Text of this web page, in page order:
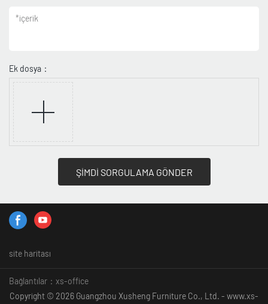
*içerik
Ek dosya：
ŞİMDİ SORGULAMA GÖNDER
site haritası
Bağlantılar： xs-office
Copyright © 2026 Guangzhou Xusheng Furniture Co., Ltd. - www.xs-